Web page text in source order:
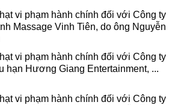
vi phạm hành chính đối với Công ty
Massage Vinh Tiên, do ông Nguyễn
vi phạm hành chính đối với Công ty
hạn Hương Giang Entertainment, ...
vi phạm hành chính đối với Công ty